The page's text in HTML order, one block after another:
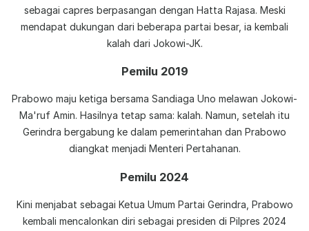
sebagai capres berpasangan dengan Hatta Rajasa. Meski
mendapat dukungan dari beberapa partai besar, ia kembali
kalah dari Jokowi-JK.
Pemilu 2019
Prabowo maju ketiga bersama Sandiaga Uno melawan Jokowi-
Ma'ruf Amin. Hasilnya tetap sama: kalah. Namun, setelah itu
Gerindra bergabung ke dalam pemerintahan dan Prabowo
diangkat menjadi Menteri Pertahanan.
Pemilu 2024
Kini menjabat sebagai Ketua Umum Partai Gerindra, Prabowo
kembali mencalonkan diri sebagai presiden di Pilpres 2024